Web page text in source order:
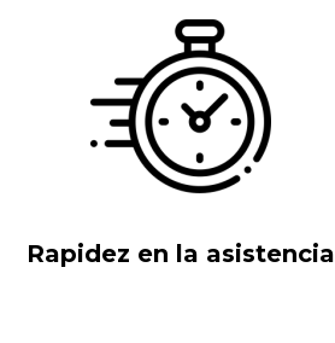
Rapidez en la asistencia